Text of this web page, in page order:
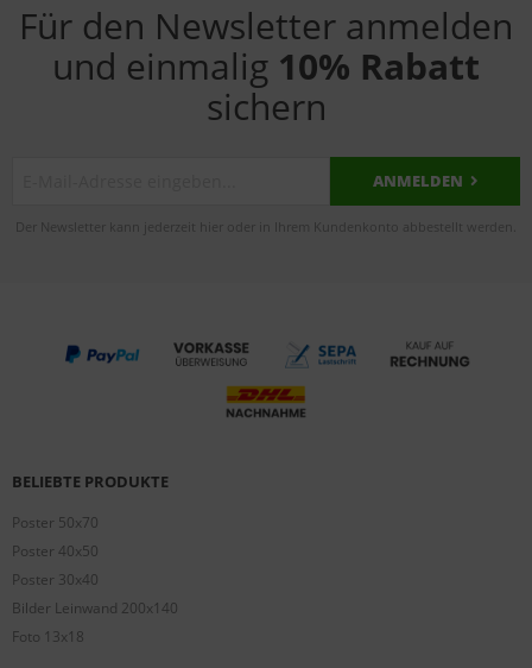
Für den Newsletter anmelden
und einmalig 10% Rabatt
sichern
ANMELDEN
Der Newsletter kann jederzeit hier oder in Ihrem Kundenkonto abbestellt werden.
BELIEBTE PRODUKTE
Poster 50x70
Poster 40x50
Poster 30x40
Bilder Leinwand 200x140
Foto 13x18